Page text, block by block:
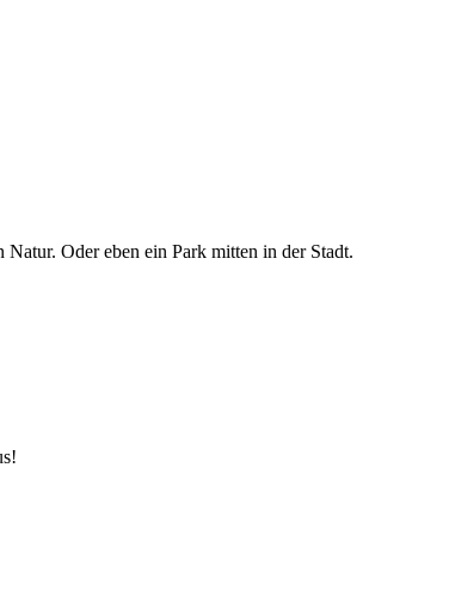
Oder eben ein Park mitten in der Stadt.